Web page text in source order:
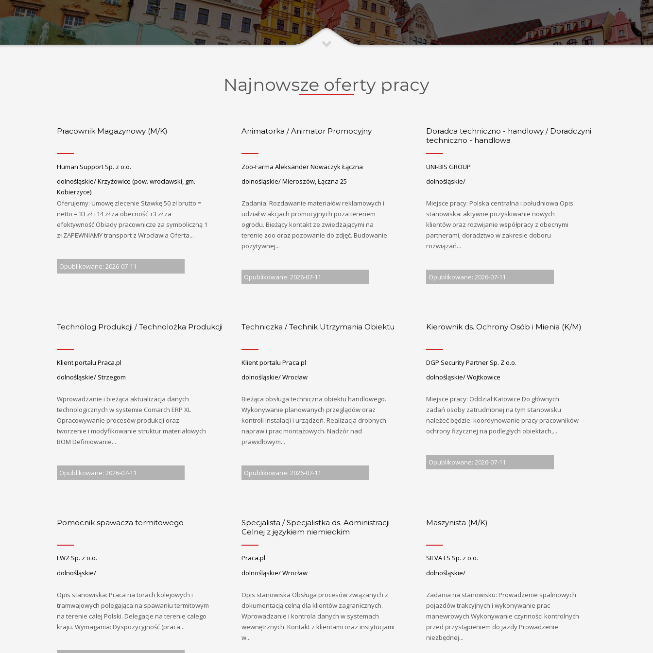
Najnowsze oferty pracy
Pracownik Magazynowy (M/K)
Human Support Sp. z o.o.
dolnośląskie/ Krzyżowice (pow. wrocławski, gm.
Kobierzyce)
Oferujemy: Umowę zlecenie Stawkę 50 zł brutto =
netto = 33 zł +14 zł za obecność +3 zł za
efektywność Obiady pracownicze za symboliczną 1
zł ZAPEWNIAMY transport z Wrocławia Oferta...
Opublikowane: 2026-07-11
Animatorka / Animator Promocyjny
Zoo-Farma Aleksander Nowaczyk Łączna
dolnośląskie/ Mieroszów, Łączna 25
Zadania: Rozdawanie materiałów reklamowych i
udział w akcjach promocyjnych poza terenem
ogrodu. Bieżący kontakt ze zwiedzającymi na
terenie zoo oraz pozowanie do zdjęć. Budowanie
pozytywnej...
Opublikowane: 2026-07-11
Doradca techniczno - handlowy / Doradczyni
techniczno - handlowa
UNI-BIS GROUP
dolnośląskie/
Miejsce pracy: Polska centralna i południowa Opis
stanowiska: aktywne pozyskiwanie nowych
klientów oraz rozwijanie współpracy z obecnymi
partnerami, doradztwo w zakresie doboru
rozwiązań...
Opublikowane: 2026-07-11
Technolog Produkcji / Technolożka Produkcji
Klient portalu Praca.pl
dolnośląskie/ Strzegom
Wprowadzanie i bieżąca aktualizacja danych
technologicznych w systemie Comarch ERP XL
Opracowywanie procesów produkcji oraz
tworzenie i modyfikowanie struktur materiałowych
BOM Definiowanie...
Opublikowane: 2026-07-11
Techniczka / Technik Utrzymania Obiektu
Klient portalu Praca.pl
dolnośląskie/ Wrocław
Bieżąca obsługa techniczna obiektu handlowego.
Wykonywanie planowanych przeglądów oraz
kontroli instalacji i urządzeń. Realizacja drobnych
napraw i prac montażowych. Nadzór nad
prawidłowym...
Opublikowane: 2026-07-11
Kierownik ds. Ochrony Osób i Mienia (K/M)
DGP Security Partner Sp. Z o.o.
dolnośląskie/ Wojtkowice
Miejsce pracy: Oddział Katowice Do głównych
zadań osoby zatrudnionej na tym stanowisku
należeć będzie: koordynowanie pracy pracowników
ochrony fizycznej na podległych obiektach,...
Opublikowane: 2026-07-11
Pomocnik spawacza termitowego
LWZ Sp. z o.o.
dolnośląskie/
Opis stanowiska: Praca na torach kolejowych i
tramwajowych polegająca na spawaniu termitowym
na terenie całej Polski. Delegacje na terenie całego
kraju. Wymagania: Dyspozycyjność (praca...
Specjalista / Specjalistka ds. Administracji
Celnej z językiem niemieckim
Praca.pl
dolnośląskie/ Wrocław
Opis stanowiska Obsługa procesów związanych z
dokumentacją celną dla klientów zagranicznych.
Wprowadzanie i kontrola danych w systemach
wewnętrznych. Kontakt z klientami oraz instytucjami
w...
Maszynista (M/K)
SILVA LS Sp. z o.o.
dolnośląskie/
Zadania na stanowisku: Prowadzenie spalinowych
pojazdów trakcyjnych i wykonywanie prac
manewrowych Wykonywanie czynności kontrolnych
przed przystąpieniem do jazdy Prowadzenie
niezbędnej...